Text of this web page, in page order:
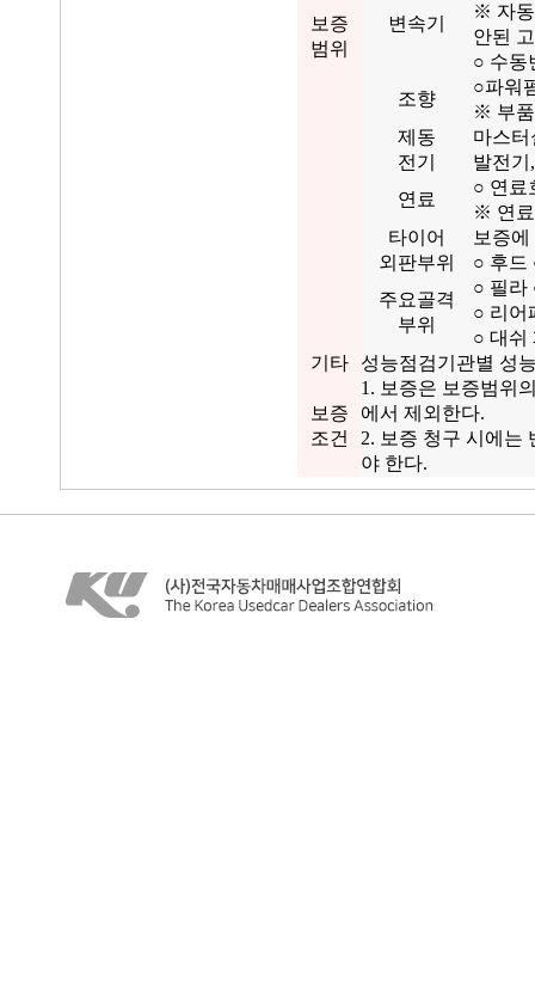
보증
범위
변속기
※ 자동
안된
○ 수동
조향
○파워
※ 부품
제동
마스터
전기
발전기
연료
○ 연료
※ 연료
타이어
보증
외판부위
○ 후드
주요골격
부위
○ 필라
○ 리어
○ 대쉬
기타
성능점검기관별 성
보증
조건
1. 보증은 보증범위
에서 제외한다.
2. 보증 청구 시에는
야 한다.